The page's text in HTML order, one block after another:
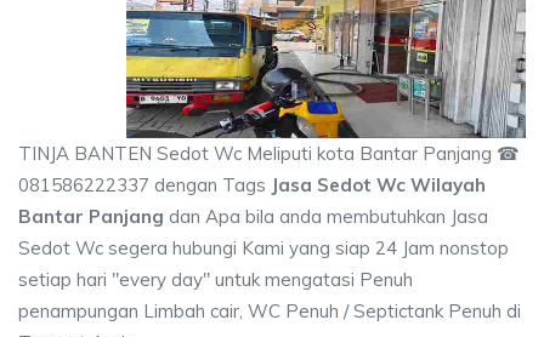
TINJA BANTEN Sedot Wc Meliputi kota Bantar Panjang ☎
081586222337 dengan Tags Jasa Sedot Wc Wilayah
Bantar Panjang dan Apa bila anda membutuhkan Jasa
Sedot Wc segera hubungi Kami yang siap 24 Jam nonstop
setiap hari "every day" untuk mengatasi Penuh
penampungan Limbah cair, WC Penuh / Septictank Penuh di